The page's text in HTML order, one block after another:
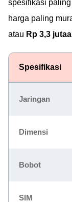
spesifikasi
harga paling
atau Rp 3,3
Spesifikasi
Jaringan
Dimensi
Bobot
SIM